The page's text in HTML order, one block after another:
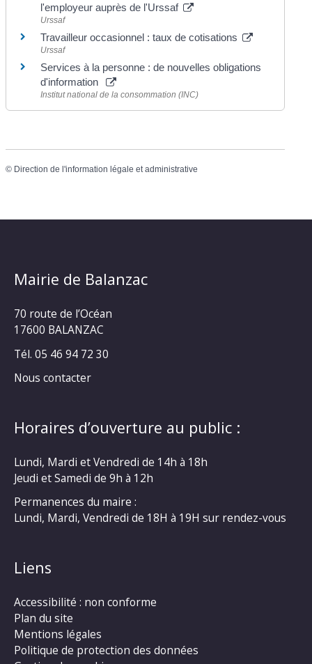
l'employeur auprès de l'Urssaf
Urssaf
Travailleur occasionnel : taux de cotisations
Urssaf
Services à la personne : de nouvelles obligations
d'information
Institut national de la consommation (INC)
© Direction de l'information légale et administrative
Mairie de Balanzac
70 route de l’Océan
17600 BALANZAC
Tél. 05 46 94 72 30
Nous contacter
Horaires d’ouverture au public :
Lundi, Mardi et Vendredi de 14h à 18h
Jeudi et Samedi de 9h à 12h
Permanences du maire :
Lundi, Mardi, Vendredi de 18H à 19H sur rendez-vous
Liens
Accessibilité : non conforme
Plan du site
Mentions légales
Politique de protection des données